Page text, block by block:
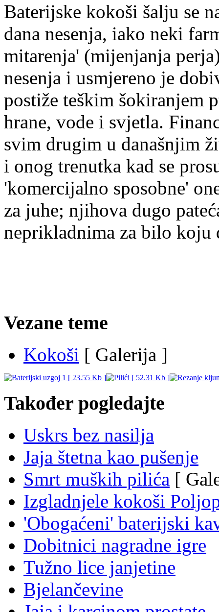
Baterijske kokoši šalju se
dana nesenja, iako neki
mitarenja' (mijenjanja
nesenja i usmjereno je
postiže teškim šokiranjem
hrane, vode i svjetla.
svim drugim u današnjim
i onog trenutka kad se
'komercijalno sposobne'
za juhe; njihova dugo
neprikladnima za bilo koju
Vezane teme
Kokoši [ Galerija ]
Također pogledajte
Uskrs bez nasilja
Jaja štetna kao pušenje
Smrt muških pilića [
Izgladnjele kokoši
'Obogaćeni' baterijski
Dobitnici nagradne igre
Tužno lice janjetine
Bjelančevine